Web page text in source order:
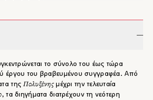
το σύνολο του έως τώρα
έργου του βραβευμένου συγγραφέα. Από
τηςΠολυξένηςμέχρι την τελευταία
, τα διηγήματα διατρέχουν τη νεότερη